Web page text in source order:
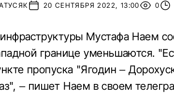
20 СЕНТЯБРЯ 2022, 13:00 0
Мустафа Наем
границе уменьшаются.
пропуска "Ягодин –
– пишет Наем в своем